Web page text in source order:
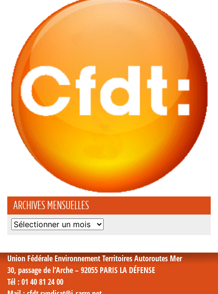
ARCHIVES MENSUELLES
Archives
Union Fédérale Environnement Territoires Autoroutes Mer
30, passage de l’Arche – 92055 PARIS LA DÉFENSE
Tél : 01 40 81 24 00